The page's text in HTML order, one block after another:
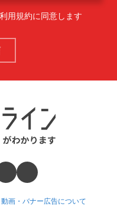
利用規約に同意します
動画・バナー広告について